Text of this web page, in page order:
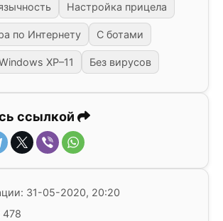
Настройка прицела
по Интернету С ботами
XP–11 Без вирусов
ссылкой
31-05-2020, 20:20
478